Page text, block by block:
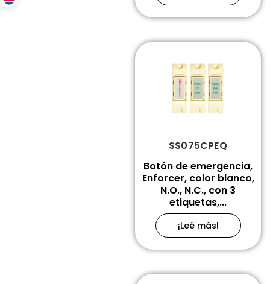
SS075CPEQ
Botón de emergencia,
Enforcer, color blanco,
N.O., N.C., con 3
etiquetas,...
¡Leé más!